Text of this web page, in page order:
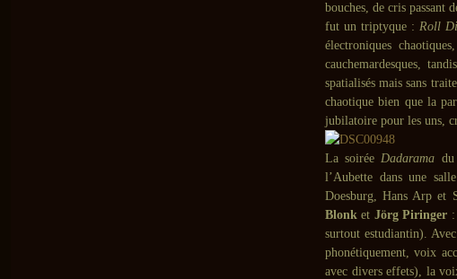
bouches, de cris passant
fut un triptyque : Roll
électroniques chaotiques,
cauchemardesques,
spatialisés mais sans
chaotique bien que la
jubilatoire pour les uns,
La soiréeDadarama
l’Aubette dans une
Doesburg, Hans Arp et
Blonk et Jörg Piringer
surtout estudiantin).
phonétiquement, voix
avec divers effets), la